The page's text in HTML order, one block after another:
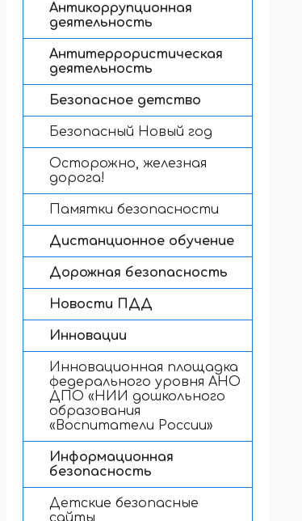
Антикоррупционная
деятельность
Антитеррористическая
деятельность
Безопасное детство
Безопасный Новый год
Осторожно, железная
дорога!
Памятки безопасности
Дистанционное обучение
Дорожная безопасность
Новости ПДД
Инновации
Инновационная площадка
федерального уровня АНО
ДПО «НИИ дошкольного
образования
«Воспитатели России»
Информационная
безопасность
Детские безопасные